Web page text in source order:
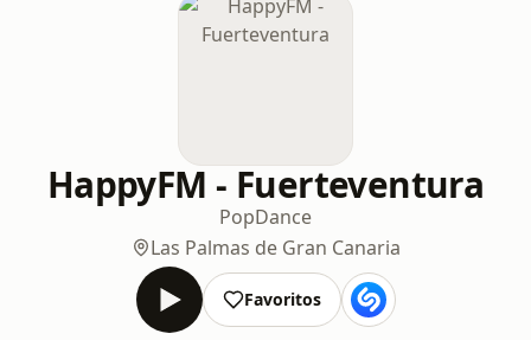
HappyFM - Fuerteventura
PopDance
Las Palmas de Gran Canaria
Favoritos